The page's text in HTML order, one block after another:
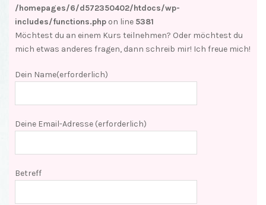
/homepages/6/d572350402/htdocs/wp-
includes/functions.php on line 5381
Möchtest du an einem Kurs teilnehmen? Oder möchtest du
mich etwas anderes fragen, dann schreib mir! Ich freue mich!
Dein Name(erforderlich)
Deine Email-Adresse (erforderlich)
Betreff